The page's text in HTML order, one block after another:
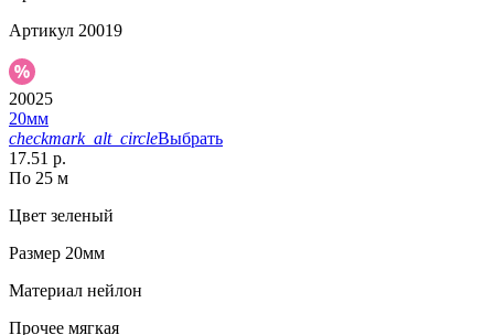
Артикул 20019
20025
20мм
checkmark_alt_circleВыбрать
17.51 р.
По 25 м
Цвет зеленый
Размер 20мм
Материал нейлон
Прочее мягкая